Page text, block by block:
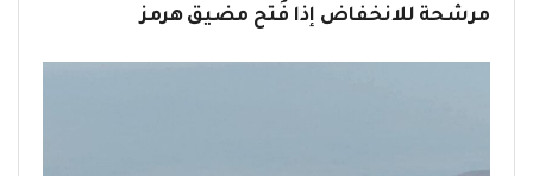
مرشحة للانخفاض إذا فُتح مضيق هرمز